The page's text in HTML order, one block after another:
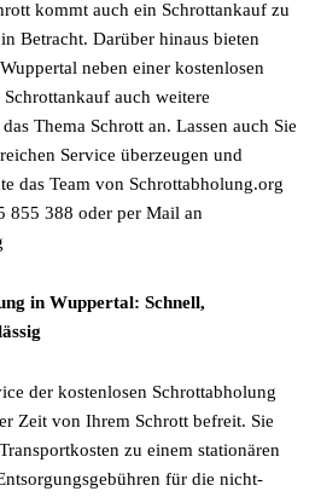
kommt auch ein Schrottankauf zu
Betracht. Darüber hinaus bieten
neben einer kostenlosen
auch weitere
Thema Schrott an. Lassen auch Sie
Service überzeugen und
das Team von Schrottabholung.org
855 388 oder per Mail an
in Wuppertal: Schnell,
der kostenlosen Schrottabholung
Zeit von Ihrem Schrott befreit. Sie
zu einem stationären
für die nicht-